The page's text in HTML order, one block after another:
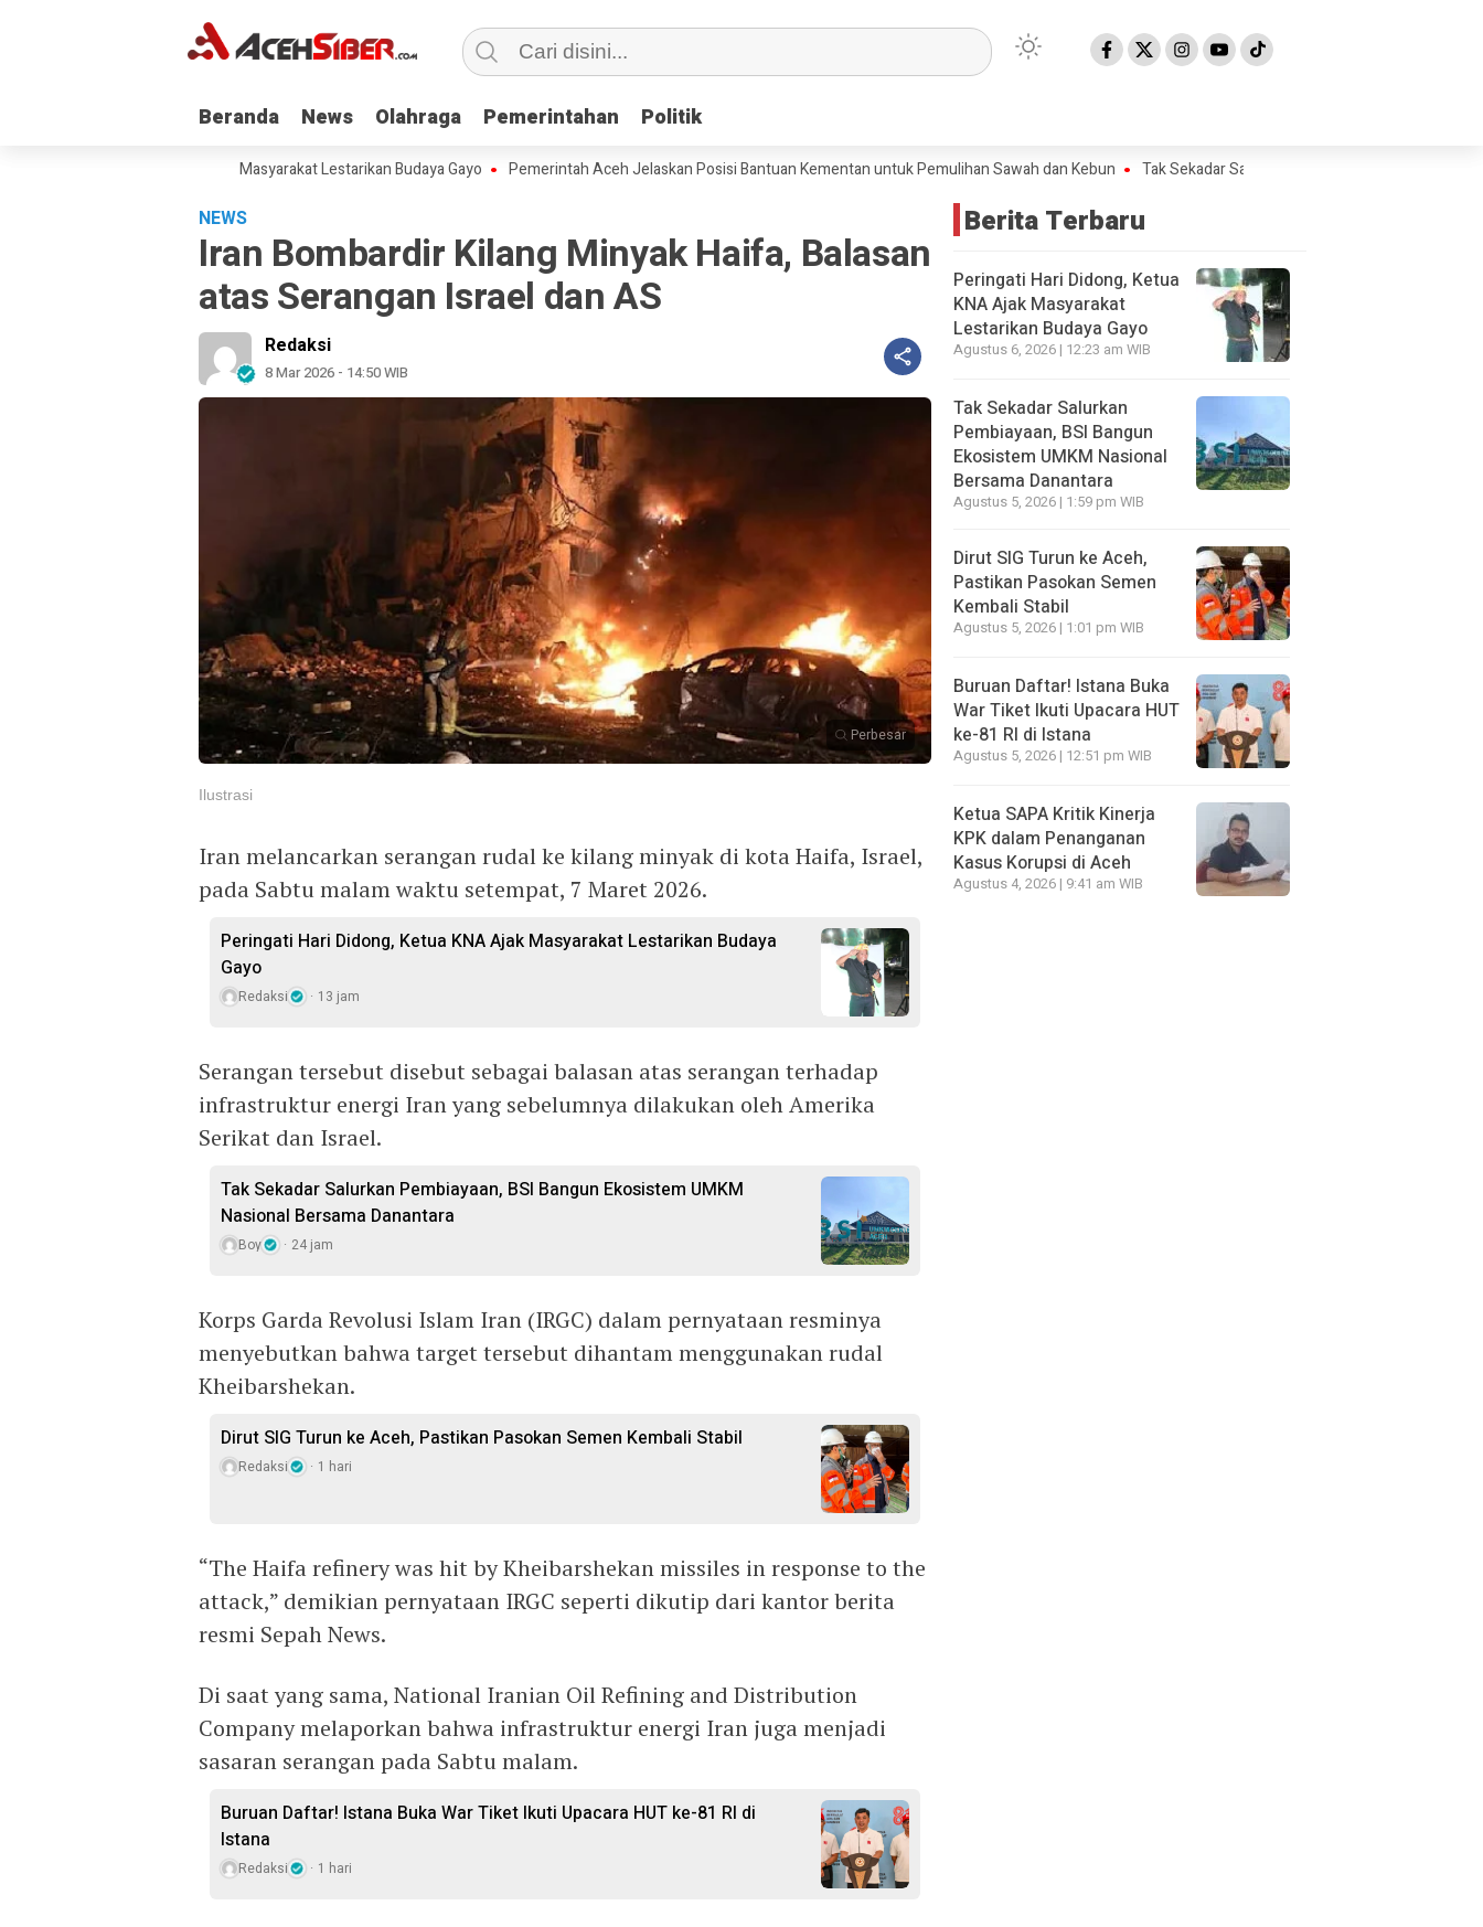
Beranda News Olahraga Pemerintahan Politik
Beranda News Olahraga Pemerintahan Politik
Didong, Ketua KNA Ajak Masyarakat Lestarikan Budaya Gayo Pemerintah Aceh Jelaskan Posisi Bantuan Kementan untuk Pemulihan Sawah dan Kebun Tak Sekadar Salurkan Pembiayaan, BSI Bangun
NEWS
Iran Bombardir Kilang Minyak Haifa, Balasan
atas Serangan Israel dan AS
Redaksi
8 Mar 2026 - 14:50 WIB
Perbesar
Ilustrasi
Iran melancarkan serangan rudal ke kilang minyak di kota Haifa, Israel,
pada Sabtu malam waktu setempat, 7 Maret 2026.
Peringati Hari Didong, Ketua KNA Ajak Masyarakat Lestarikan Budaya
Gayo
Redaksi 13 jam
Serangan tersebut disebut sebagai balasan atas serangan terhadap
infrastruktur energi Iran yang sebelumnya dilakukan oleh Amerika
Serikat dan Israel.
Tak Sekadar Salurkan Pembiayaan, BSI Bangun Ekosistem UMKM
Nasional Bersama Danantara
Boy 24 jam
Korps Garda Revolusi Islam Iran (IRGC) dalam pernyataan resminya
menyebutkan bahwa target tersebut dihantam menggunakan rudal
Kheibarshekan.
Dirut SIG Turun ke Aceh, Pastikan Pasokan Semen Kembali Stabil
Redaksi 1 hari
“The Haifa refinery was hit by Kheibarshekan missiles in response to the
attack,” demikian pernyataan IRGC seperti dikutip dari kantor berita
resmi Sepah News.
Di saat yang sama, National Iranian Oil Refining and Distribution
Company melaporkan bahwa infrastruktur energi Iran juga menjadi
sasaran serangan pada Sabtu malam.
Buruan Daftar! Istana Buka War Tiket Ikuti Upacara HUT ke-81 RI di
Istana
Redaksi 1 hari
Berita Terbaru
Peringati Hari Didong, Ketua
KNA Ajak Masyarakat
Lestarikan Budaya Gayo
Agustus 6, 2026 | 12:23 am WIB
Tak Sekadar Salurkan
Pembiayaan, BSI Bangun
Ekosistem UMKM Nasional
Bersama Danantara
Agustus 5, 2026 | 1:59 pm WIB
Dirut SIG Turun ke Aceh,
Pastikan Pasokan Semen
Kembali Stabil
Agustus 5, 2026 | 1:01 pm WIB
Buruan Daftar! Istana Buka
War Tiket Ikuti Upacara HUT
ke-81 RI di Istana
Agustus 5, 2026 | 12:51 pm WIB
Ketua SAPA Kritik Kinerja
KPK dalam Penanganan
Kasus Korupsi di Aceh
Agustus 4, 2026 | 9:41 am WIB